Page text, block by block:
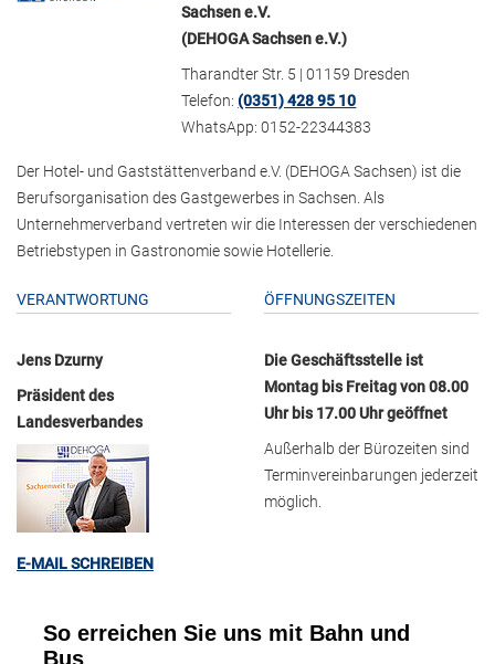
Sachsen e.V.
(DEHOGA Sachsen e.V.)
Tharandter Str. 5 | 01159 Dresden
Telefon:(0351) 428 95 10
WhatsApp: 0152-22344383
Der Hotel- und Gaststättenverband e.V. (DEHOGA Sachsen) ist die
Berufsorganisation des Gastgewerbes in Sachsen. Als
Unternehmerverband vertreten wir die Interessen der verschiedenen
Betriebstypen in Gastronomie sowie Hotellerie.
VERANTWORTUNG
Jens Dzurny
Präsident des
Landesverbandes
E-MAIL SCHREIBEN
ÖFFNUNGSZEITEN
Die Geschäftsstelle ist
Montag bis Freitag von 08.00
Uhr bis 17.00 Uhr geöffnet
Außerhalb der Bürozeiten sind
Terminvereinbarungen jederzeit
möglich.